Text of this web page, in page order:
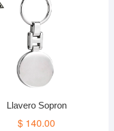
Llavero Sopron
$ 140.00